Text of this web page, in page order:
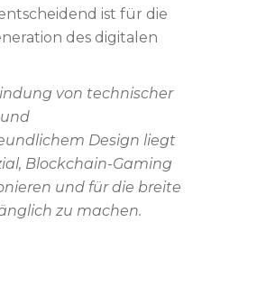
ist für die
des digitalen
von technischer
Design liegt
Blockchain-Gaming
und für die breite
zu machen.